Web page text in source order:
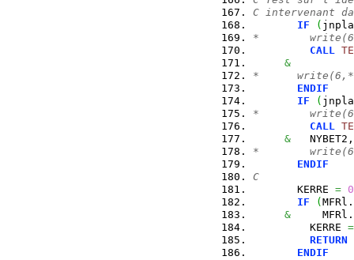
C intervenant
IF
(
*
CALL
&
*
ENDIF
IF
(
*
CALL
&
*
ENDIF
C
       KERRE
= 0
IF
(MFRl.
&
     MFRl.
         KERRE
=
RETURN
ENDIF